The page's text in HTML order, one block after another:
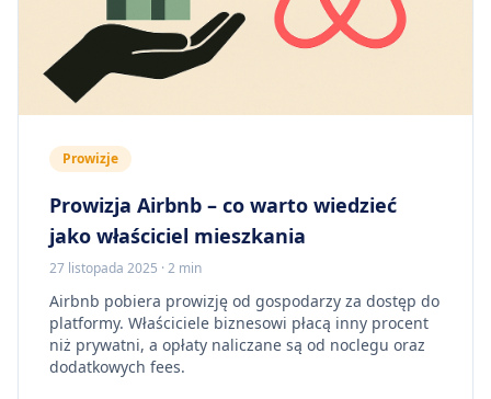
Prowizje
Prowizja Airbnb – co warto wiedzieć
jako właściciel mieszkania
27 listopada 2025 ·2 min
Airbnb pobiera prowizję od gospodarzy za dostęp do
platformy. Właściciele biznesowi płacą inny procent
niż prywatni, a opłaty naliczane są od noclegu oraz
dodatkowych fees.